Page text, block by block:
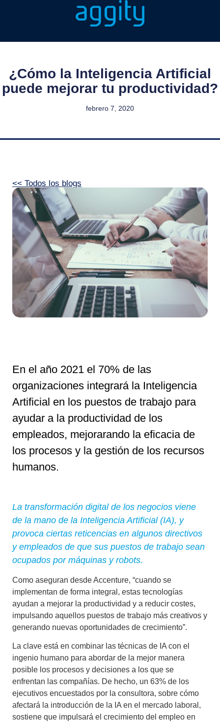
¿Cómo la Inteligencia Artificial
puede mejorar tu productividad?
febrero 7, 2020
<< Todos los blogs
En el año 2021 el 70% de las
organizaciones integrará la Inteligencia
Artificial en los puestos de trabajo para
ayudar a la productividad de los
empleados, mejorarando la eficacia de
los procesos y la gestión de los recursos
humanos.
La transformación digital de los negocios viene
de la mano de la Inteligencia Artificial (IA), y
provoca ciertas reticencias en algunos directivos
y empleados de que sus puestos de trabajo sean
ocupados por máquinas y robots.
Como aseguran desde Accenture, “cuando se
implementan de forma integral, estas tecnologías
ayudan a mejorar la productividad y a reducir costes,
impulsando aquellos puestos de trabajo más creativos y
generando nuevas oportunidades de crecimiento”.
La clave está en combinar las técnicas de IA con el
ingenio humano para abordar de la mejor manera
posible los procesos y decisiones a los que se
enfrentan las compañías. De hecho, un 63% de los
ejecutivos encuestados por la consultora, sobre cómo
afectará la introducción de la IA en el mercado laboral,
sostiene que impulsará el crecimiento del empleo en